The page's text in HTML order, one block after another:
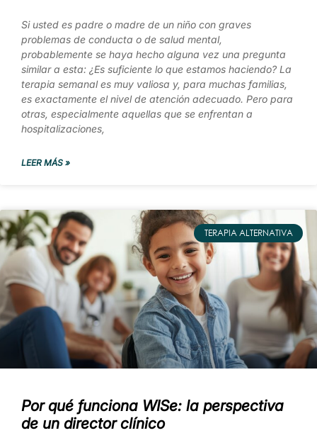
Si usted es padre o madre de un niño con graves
problemas de conducta o de salud mental,
probablemente se haya hecho alguna vez una pregunta
similar a esta: ¿Es suficiente lo que estamos haciendo? La
terapia semanal es muy valiosa y, para muchas familias,
es exactamente el nivel de atención adecuado. Pero para
otras, especialmente aquellas que se enfrentan a
hospitalizaciones,
LEER MÁS »
TERAPIA ALTERNATIVA
Por qué funciona WISe: la perspectiva
de un director clínico